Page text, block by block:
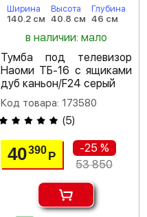
Ширина
140.2 см
Высота
40.8 см
Глубина
46 см
в наличии: мало
Тумба под телевизор
Наоми ТБ-16 с ящиками
дуб каньон/F24 серый
Код товара: 173580
(5)
40390 Р
-25 %
53 850